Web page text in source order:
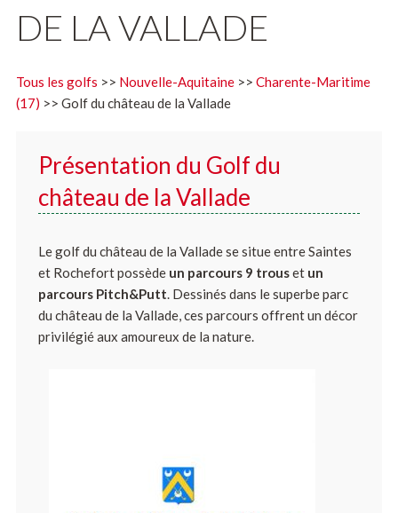
DE LA VALLADE
Tous les golfs >> Nouvelle-Aquitaine>> Charente-Maritime
(17) >> Golf du château de la Vallade
Présentation du Golf du
château de la Vallade
Le golf du château de la Vallade se situe entre Saintes
et Rochefort possède un parcours 9 trouset un
parcours Pitch&Putt. Dessinés dans le superbe parc
du château de la Vallade, ces parcours offrent un décor
privilégié aux amoureux de la nature.